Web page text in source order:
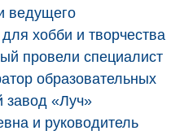
ведущего
хобби и творчества
провели специалист
образовательных
завод «Луч»
и руководитель